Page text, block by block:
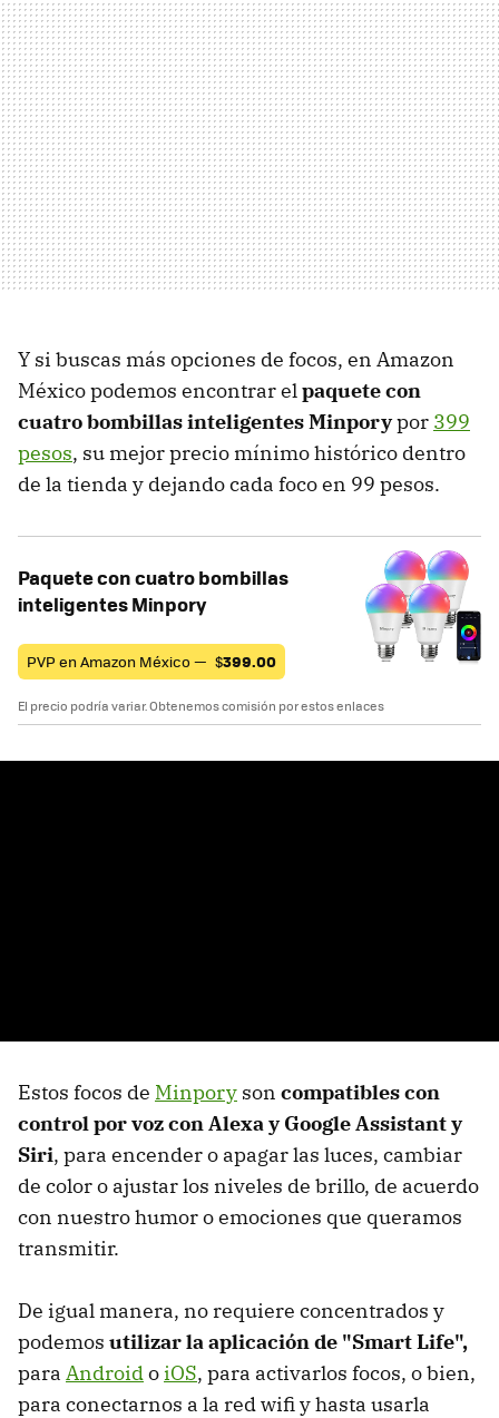
Y si buscas más opciones de focos, en Amazon
México podemos encontrar elpaquete con
cuatro bombillas inteligentes Minporypor 399
pesos, su mejor precio mínimo histórico dentro
de la tienda y dejando cada foco en 99 pesos.
Paquete con cuatro bombillas
inteligentes Minpory
PVP en Amazon México — $399.00
El precio podría variar. Obtenemos comisión por estos enlaces
Estos focos de Minpory son compatibles con
control por voz con Alexa y Google Assistant y
Siri, para encender o apagar las luces, cambiar
de color o ajustar los niveles de brillo, de acuerdo
con nuestro humor o emociones que queramos
transmitir.
De igual manera, no requiere concentrados y
podemos utilizar la aplicación de "Smart Life",
para AndroidoiOS, para activarlos focos, o bien,
para conectarnos a la red wifi y hasta usarla